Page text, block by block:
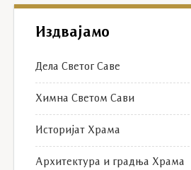
Издвајамо
Дела Светог Саве
Химна Светом Сави
Историјат Храма
Архитектура и градња Храма